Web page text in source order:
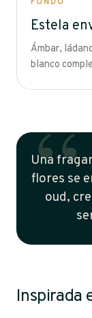
FONDO
Estela
Ámbar,
blanco
Una
flores se
oud,
Inspirada